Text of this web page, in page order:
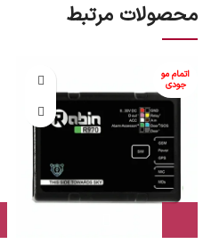
محصولات مرتبط
اتمام مو
جودی